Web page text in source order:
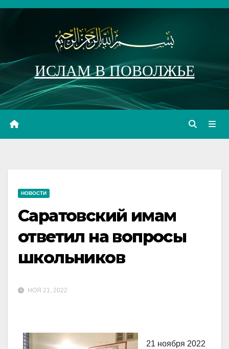
Перейти
ИСЛАМ В ПОВОЛЖЬЕ
НОВОСТИ
Саратовский имам
ответил на вопросы
школьников
НОЯ 21, 2022
21 ноября 2022